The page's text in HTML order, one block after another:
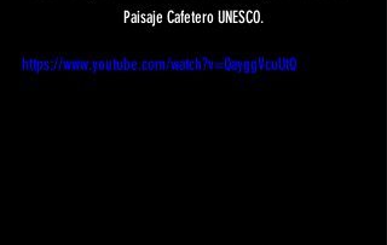
Paisaje Cafetero UNESCO.
https://www.youtube.com/watch?v=QayggVcuUtQ